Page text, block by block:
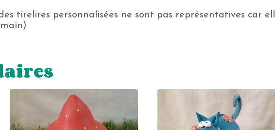
tirelires personnalisées ne sont pas représentatives car